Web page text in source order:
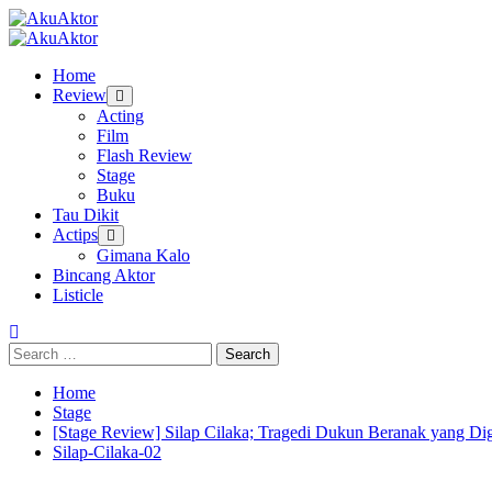
Skip
to
Primary
Home
Review
Acting
Film
Flash Review
Stage
Buku
Tau Dikit
Actips
Gimana Kalo
Bincang Aktor
Listicle
Search
for:
Home
Stage
[Stage Review] Silap Cilaka; Tragedi Dukun Beranak yang
Silap-Cilaka-02